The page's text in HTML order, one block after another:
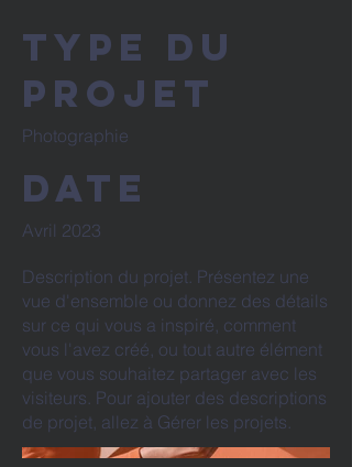
Type du
projet
Photographie
Date
Avril 2023
Description du projet. Présentez une
vue d'ensemble ou donnez des détails
sur ce qui vous a inspiré, comment
vous l'avez créé, ou tout autre élément
que vous souhaitez partager avec les
visiteurs. Pour ajouter des descriptions
de projet, allez à Gérer les projets.